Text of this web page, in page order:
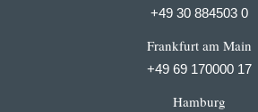
+49 30 884503 0
Frankfurt am Main
+49 69 170000 17
Hamburg